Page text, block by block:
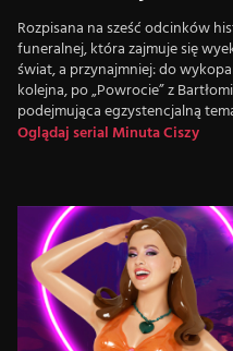
Rozpisana na sześć odcinków
funeralnej, która zajmuje się
świat, a przynajmniej: do
kolejna, po „Powrocie” z
podejmująca egzystencjalną
Oglądaj serial Minuta Ciszy